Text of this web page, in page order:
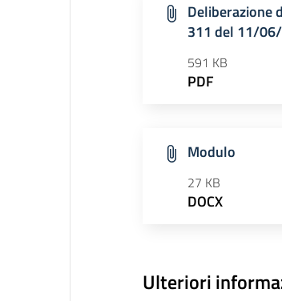
Deliberazione
311 del 11/
591 KB
PDF
Modulo
27 KB
DOCX
Ulteriori